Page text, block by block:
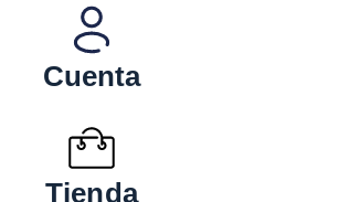
Cuenta
Tienda